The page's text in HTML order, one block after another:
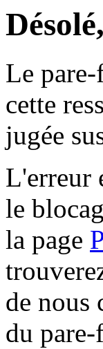
Le
cette
jugée
L'erreur
le
la page
de nous
du pare-